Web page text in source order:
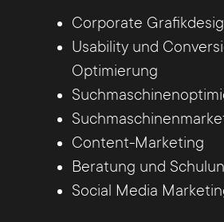
Corporate
Usability und
Optimierung
Content-Marketing
Beratung und
Social Media